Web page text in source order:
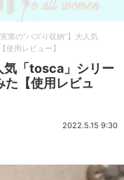
実業の“バズり収納”】大人気
使用レビュー】
気「tosca」シリー
た【使用レビュ
2022.5.15 9:30